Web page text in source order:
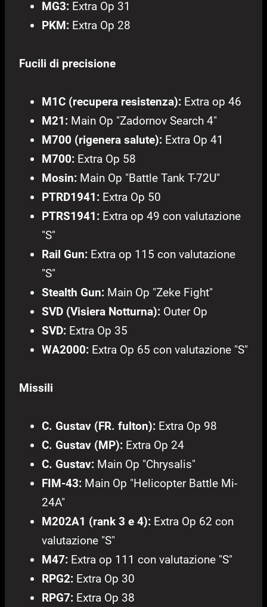
MG3: Extra Op 31
PKM: Extra Op 28
Fucili di precisione
M1C (recupera resistenza): Extra op 46
M21: Main Op "Zadornov Search 4"
M700 (rigenera salute): Extra Op 41
M700: Extra Op 58
Mosin: Main Op "Battle Tank T-72U"
PTRD1941: Extra Op 50
PTRS1941: Extra op 49 con valutazione
"S"
Rail Gun: Extra op 115 con valutazione
"S"
Stealth Gun: Main Op "Zeke Fight"
SVD (Visiera Notturna): Outer Op
SVD: Extra Op 35
WA2000: Extra Op 65 con valutazione "S"
Missili
C. Gustav (FR. fulton): Extra Op 98
C. Gustav (MP): Extra Op 24
C. Gustav: Main Op "Chrysalis"
FIM-43: Main Op "Helicopter Battle Mi-
24A"
M202A1 (rank 3 e 4): Extra Op 62 con
valutazione "S"
M47: Extra op 111 con valutazione "S"
RPG2: Extra Op 30
RPG7: Extra Op 38